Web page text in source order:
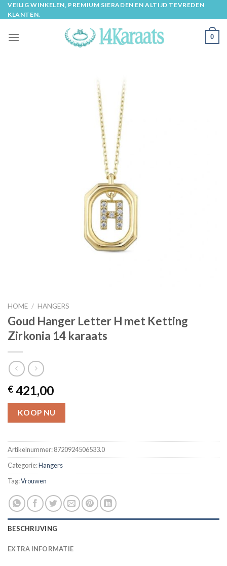
Skip
to
VEILIG WINKELEN, PREMIUM SIERADEN EN ALTIJD TEVREDEN
KLANTEN.
0
HOME / HANGERS
Goud Hanger Letter H met Ketting
Zirkonia 14 karaats
€ 421,00
KOOP NU
Artikelnummer:8720924506533.0
Categorie:Hangers
Tag:Vrouwen
BESCHRIJVING
EXTRA INFORMATIE